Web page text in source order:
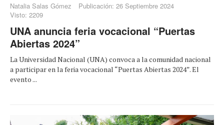
Natalia Salas Gómez
Publicación: 26 Septiembre 2024
Visto: 2209
UNA anuncia feria vocacional “Puertas
Abiertas 2024”
La Universidad Nacional (UNA) convoca a la comunidad nacional
a participar en la feria vocacional “Puertas Abiertas 2024”. El
evento ...